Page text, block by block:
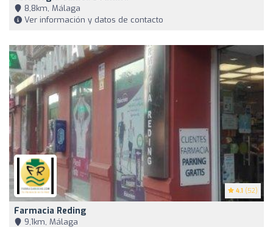
8,8km, Málaga
Ver información y datos de contacto
4.1 (52)
Farmacia Reding
9,1km, Málaga